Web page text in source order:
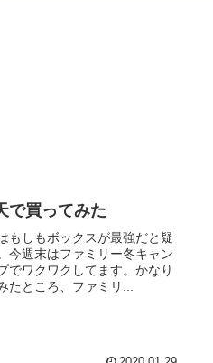
で買ってみた
もしもボックスが最強だと疑
今週末はファミリー冬キャン
でワクワクしてます。かなり
たところ、ファミリ...